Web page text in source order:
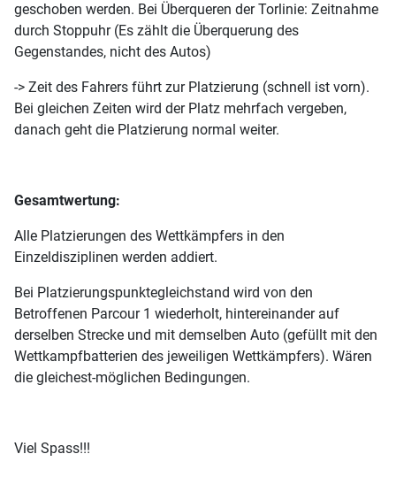
geschoben werden. Bei Überqueren der Torlinie: Zeitnahme
durch Stoppuhr (Es zählt die Überquerung des
Gegenstandes, nicht des Autos)
-> Zeit des Fahrers führt zur Platzierung (schnell ist vorn).
Bei gleichen Zeiten wird der Platz mehrfach vergeben,
danach geht die Platzierung normal weiter.
Gesamtwertung:
Alle Platzierungen des Wettkämpfers in den
Einzeldisziplinen werden addiert.
Bei Platzierungspunktegleichstand wird von den
Betroffenen Parcour 1 wiederholt, hintereinander auf
derselben Strecke und mit demselben Auto (gefüllt mit den
Wettkampfbatterien des jeweiligen Wettkämpfers). Wären
die gleichest-möglichen Bedingungen.
Viel Spass!!!